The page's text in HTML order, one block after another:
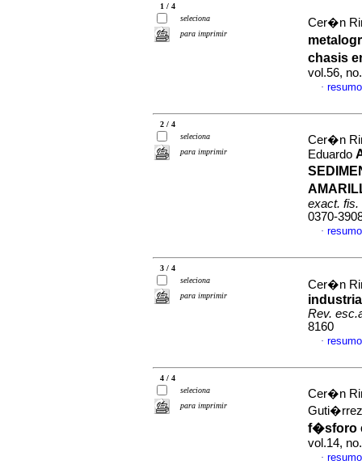
1 / 4
seleciona
para imprimir
Cer�n
chasis
vol.56,
·
2 / 4
seleciona
para imprimir
Cer�n
Eduardo
exact. fis.
0370-
·
3 / 4
seleciona
para imprimir
Cer�n
Rev.
8160
·
4 / 4
seleciona
para imprimir
Cer�n
f�sforo
vol.14,
·